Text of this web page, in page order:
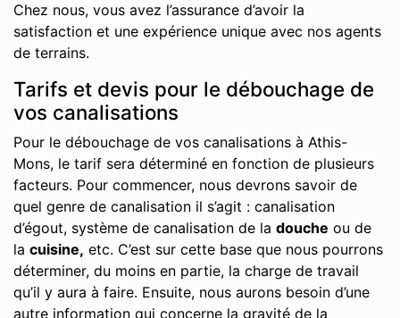
Chez nous, vous avez l’assurance d’avoir la
satisfaction et une expérience unique avec nos agents
de terrains.
Tarifs et devis pour le débouchage de
vos canalisations
Pour le débouchage de vos canalisations à Athis-
Mons, le tarif sera déterminé en fonction de plusieurs
facteurs. Pour commencer, nous devrons savoir de
quel genre de canalisation il s’agit : canalisation
d’égout, système de canalisation de la douche ou de
la cuisine, etc. C’est sur cette base que nous pourrons
déterminer, du moins en partie, la charge de travail
qu’il y aura à faire. Ensuite, nous aurons besoin d’une
autre information qui concerne la gravité de la